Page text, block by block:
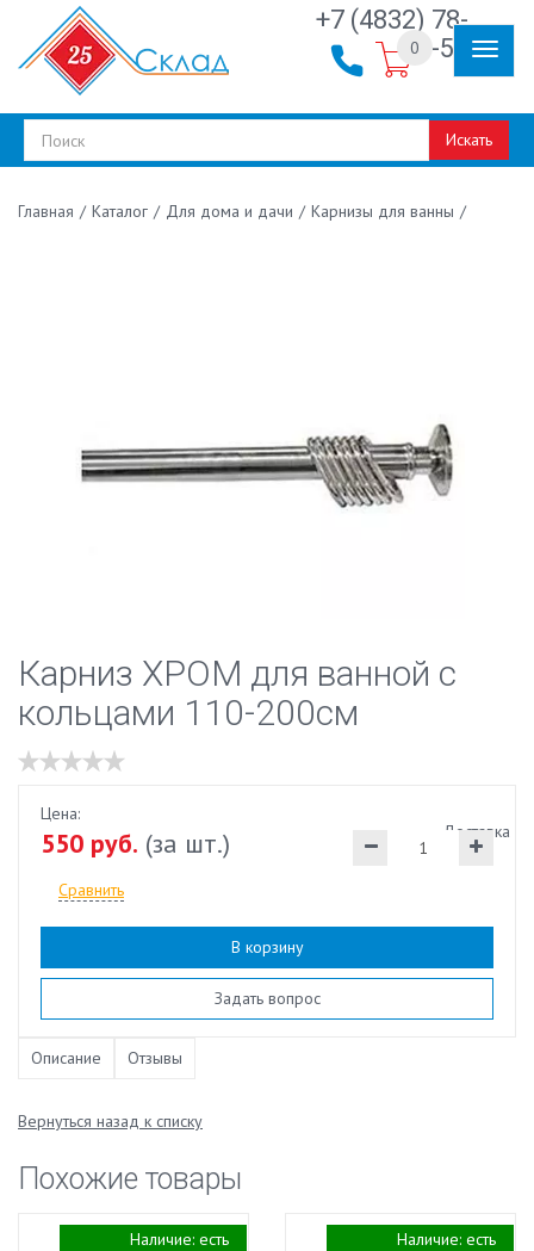
+7 (4832) 78-
30-50
Искать
0
Главная / Каталог / Для дома и дачи / Карнизы для ванны /
Карниз ХРОМ для ванной с
кольцами 110-200см
Доставка
Цена:
550 руб. (за шт.)
Сравнить
В корзину
Задать вопрос
Описание Отзывы
Вернуться назад к списку
Похожие товары
Наличие: есть Наличие: есть